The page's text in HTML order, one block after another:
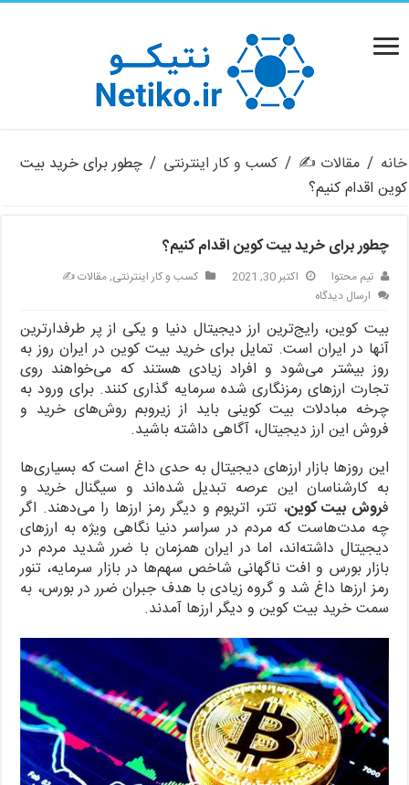
خانه / مقالات ✍️ / کسب و کار اینترنتی / چطور برای خرید بیت
کوین اقدام کنیم؟
چطور برای خرید بیت کوین اقدام کنیم؟
تیم محتوا اکتبر 30, 2021 کسب و کار اینترنتی,مقالات ✍️
ارسال دیدگاه
بیت کوین، رایج‌ترین ارز دیجیتال دنیا و یکی از پر طرفدارترین
آنها در ایران است. تمایل برای خرید بیت کوین در ایران روز به
روز بیشتر می‌شود و افراد زیادی هستند که می‌خواهند روی
تجارت ارزهای رمزنگاری شده سرمایه گذاری کنند. برای ورود به
چرخه مبادلات بیت کوینی باید از زیروبم روش‌های خرید و
فروش این ارز دیجیتال، آگاهی داشته باشید.
این روزها بازار ارزهای دیجیتال به حدی داغ است که بسیاری‌ها
به کارشناسان این عرصه تبدیل شده‌اند و سیگنال خرید و
فروش بیت کوین، تتر، اتریوم و دیگر رمز ارزها را می‌دهند. اگر
چه مدت‌هاست که مردم در سراسر دنیا نگاهی ویژه به ارزهای
دیجیتال داشته‌اند، اما در ایران همزمان با ضرر شدید مردم در
بازار بورس و افت ناگهانی شاخص سهم‌ها در بازار سرمایه، تنور
رمز ارزها داغ شد و گروه زیادی با هدف جبران ضرر در بورس، به
سمت خرید بیت کوین و دیگر ارزها آمدند.